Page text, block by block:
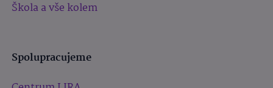
Škola a vše kolem
Spolupracujeme